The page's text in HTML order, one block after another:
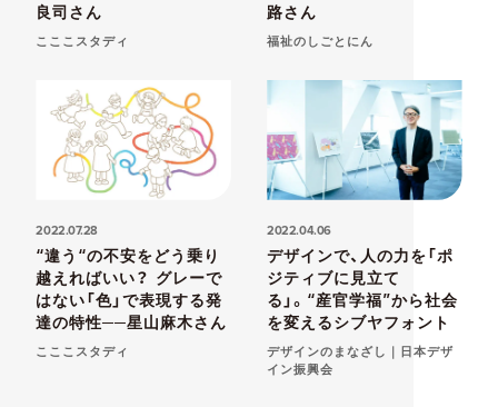
良司さん
こここスタディ
路さん
福祉のしごとにん
2022.07.28
“違う“の不安をどう乗り
越えればいい？ グレーで
はない「色」で表現する発
達の特性──星山麻木さん
こここスタディ
2022.04.06
デザインで、人の力を「ポ
ジティブに見立て
る」。“産官学福”から社会
を変えるシブヤフォント
デザインのまなざし｜日本デザ
イン振興会